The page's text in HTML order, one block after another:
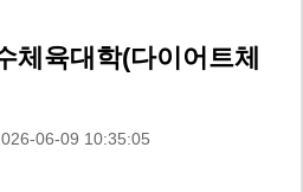
체육대학(다이어트체
06-09 10:35:05